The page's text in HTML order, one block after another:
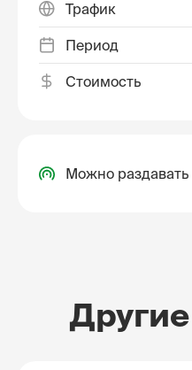
Трафик
Период
Стоимость
Можно раздавать